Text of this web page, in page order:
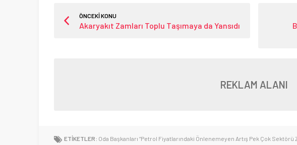
ÖNCEKİ KONU
Akaryakıt Zamları Toplu Taşımaya da Yansıdı
REKLAM ALANI
ETİKETLER: Oda Başkanları “Petrol Fiyatlarındaki Önlenemeyen Artış Pek Çok Sektörü